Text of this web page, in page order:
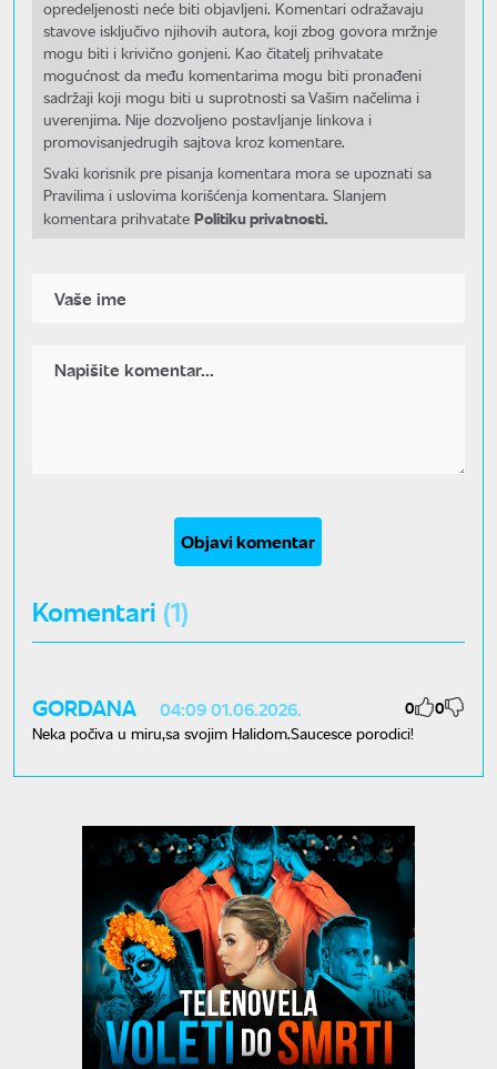
opredeljenosti neće biti objavljeni. Komentari odražavaju
stavove isključivo njihovih autora, koji zbog govora mržnje
mogu biti i krivično gonjeni. Kao čitatelj prihvatate
mogućnost da među komentarima mogu biti pronađeni
sadržaji koji mogu biti u suprotnosti sa Vašim načelima i
uverenjima. Nije dozvoljeno postavljanje linkova i
promovisanjedrugih sajtova kroz komentare.
Svaki korisnik pre pisanja komentara mora se upoznati sa
Pravilima i uslovima korišćenja komentara. Slanjem
komentara prihvatate Politiku privatnosti.
Objavi komentar
Komentari (1)
GORDANA 04:09 01.06.2026. 0 0
Neka počiva u miru,sa svojim Halidom.Saucesce porodici!